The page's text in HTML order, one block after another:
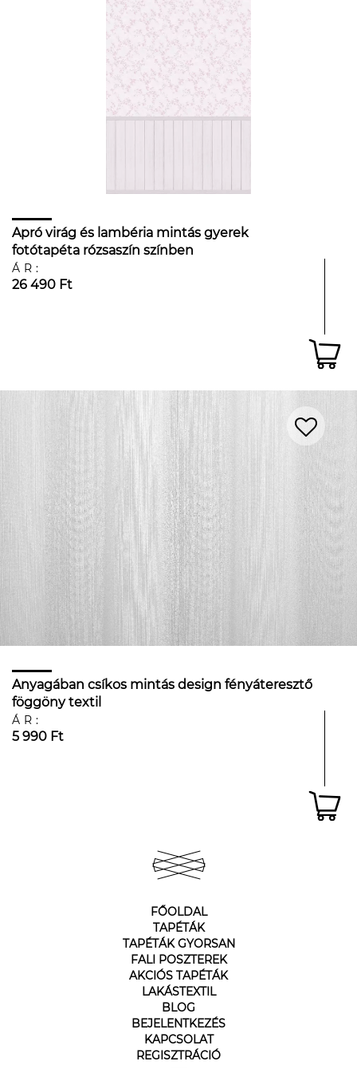
Apró virág és lambéria mintás gyerek
fotótapéta rózsaszín színben
ÁR:
26 490 Ft
Anyagában csíkos mintás design fényáteresztő
föggöny textil
ÁR:
5 990 Ft
FŐOLDAL
TAPÉTÁK
TAPÉTÁK GYORSAN
FALI POSZTEREK
AKCIÓS TAPÉTÁK
LAKÁSTEXTIL
BLOG
BEJELENTKEZÉS
KAPCSOLAT
REGISZTRÁCIÓ